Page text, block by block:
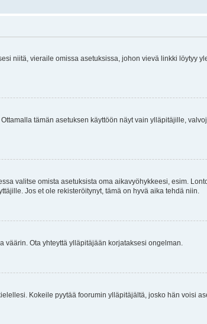
niitä, vieraile omissa asetuksissa, johon vievä linkki löytyy
. Ottamalla tämän asetuksen käyttöön näyt vain ylläpitäjille,
valitse omista asetuksista oma aikavyöhykkeesi, esim.
Jos et ole rekisteröitynyt, tämä on hyvä aika tehdä niin.
Ota yhteyttä ylläpitäjään korjataksesi ongelman.
Kokeile pyytää foorumin ylläpitäjältä, josko hän voisi